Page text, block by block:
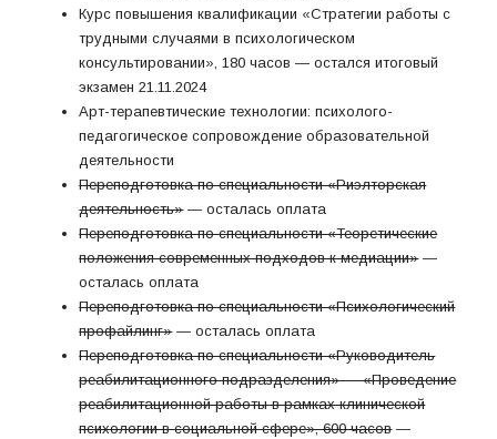
Курс повышения квалификации «Стратегии работы с
трудными случаями в психологическом
консультировании», 180 часов — остался итоговый
экзамен 21.11.2024
Арт-терапевтические технологии: психолого-
педагогическое сопровождение образовательной
деятельности
Переподготовка по специальности «Риэлторская
деятельность»— осталась оплата
Переподготовка по специальности «Теоретические
положения современных подходов к медиации»—
осталась оплата
Переподготовка по специальности «Психологический
профайлинг»— осталась оплата
Переподготовка по специальности «Руководитель
реабилитационного подразделения» — «Проведение
реабилитационной работы в рамках клинической
психологии в социальной сфере», 600 часов—